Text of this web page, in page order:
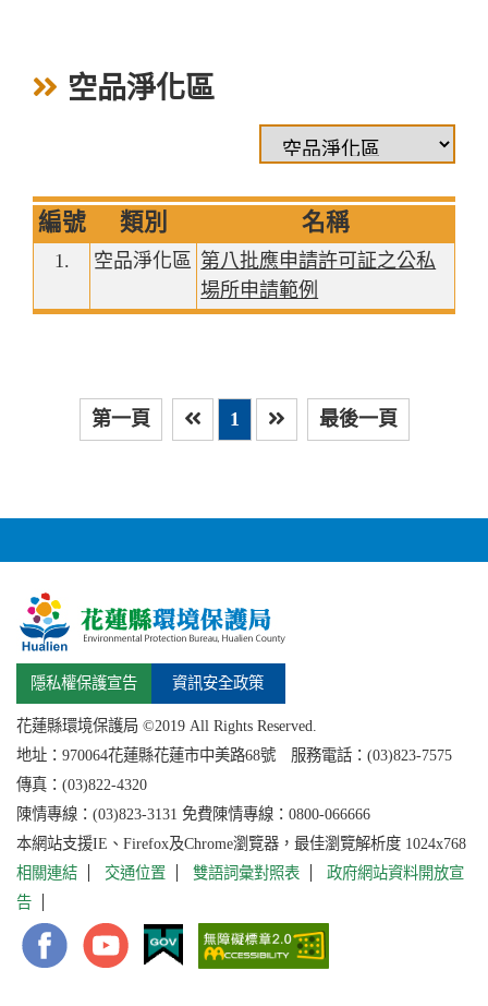
空品淨化區
編號 類別 名稱
1. 空品淨化區 第八批應申請許可証之公私
場所申請範例
第一頁
上一頁
1
最後一頁
隱私權保護宣告 資訊安全政策
花蓮縣環境保護局 ©2019 All Rights Reserved.
地址： 970064花蓮縣花蓮市中美路68號 服務電話：(03)823-7575
傳真：(03)822-4320
陳情專線：(03)823-3131 免費陳情專線：0800-066666
本網站支援IE、Firefox及Chrome瀏覽器，最佳瀏覽解析度 1024x768
相關連結
交通位置 雙語詞彙對照表
政府網站資料開放宣
告